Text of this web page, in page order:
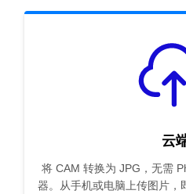
云
将 CAM 转换为 JPG，无需
器。从手机或电脑上传图片